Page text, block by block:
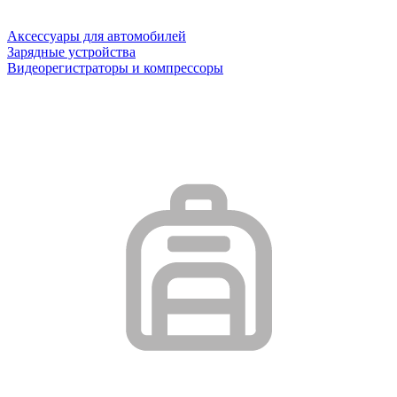
Аксессуары для автомобилей
Зарядные устройства
Видеорегистраторы и компрессоры